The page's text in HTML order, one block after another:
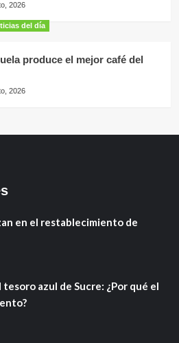
2026
del día
produce el mejor café del
2026
en el restablecimiento de
azul de Sucre: ¿Por qué el